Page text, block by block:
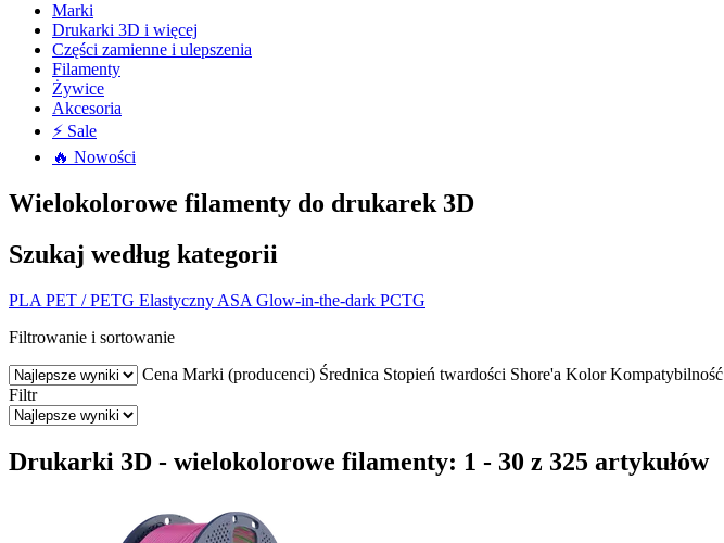
Marki
Drukarki 3D i więcej
Części zamienne i ulepszenia
Filamenty
Żywice
Akcesoria
⚡ Sale
🔥 Nowości
Wielokolorowe filamenty do drukarek 3D
Szukaj według kategorii
PLA PET / PETG Elastyczny ASA Glow-in-the-dark PCTG
Filtrowanie i sortowanie
Cena Marki (producenci) Średnica Stopień twardości Shore'a Kolor Kompatybilność
Filtr
Drukarki 3D - wielokolorowe filamenty: 1 - 30 z 325 artykułów